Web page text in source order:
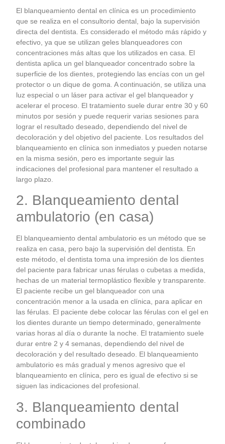
El blanqueamiento dental en clínica es un procedimiento
que se realiza en el consultorio dental, bajo la supervisión
directa del dentista. Es considerado el método más rápido y
efectivo, ya que se utilizan geles blanqueadores con
concentraciones más altas que los utilizados en casa. El
dentista aplica un gel blanqueador concentrado sobre la
superficie de los dientes, protegiendo las encías con un gel
protector o un dique de goma. A continuación, se utiliza una
luz especial o un láser para activar el gel blanqueador y
acelerar el proceso. El tratamiento suele durar entre 30 y 60
minutos por sesión y puede requerir varias sesiones para
lograr el resultado deseado, dependiendo del nivel de
decoloración y del objetivo del paciente. Los resultados del
blanqueamiento en clínica son inmediatos y pueden notarse
en la misma sesión, pero es importante seguir las
indicaciones del profesional para mantener el resultado a
largo plazo.
2. Blanqueamiento dental
ambulatorio (en casa)
El blanqueamiento dental ambulatorio es un método que se
realiza en casa, pero bajo la supervisión del dentista. En
este método, el dentista toma una impresión de los dientes
del paciente para fabricar unas férulas o cubetas a medida,
hechas de un material termoplástico flexible y transparente.
El paciente recibe un gel blanqueador con una
concentración menor a la usada en clínica, para aplicar en
las férulas. El paciente debe colocar las férulas con el gel en
los dientes durante un tiempo determinado, generalmente
varias horas al día o durante la noche. El tratamiento suele
durar entre 2 y 4 semanas, dependiendo del nivel de
decoloración y del resultado deseado. El blanqueamiento
ambulatorio es más gradual y menos agresivo que el
blanqueamiento en clínica, pero es igual de efectivo si se
siguen las indicaciones del profesional.
3. Blanqueamiento dental
combinado